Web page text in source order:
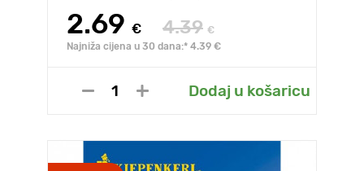
2.69 € 4.39 €
Najniža cijena u 30 dana:* 4.39 €
Dodaj u košaricu